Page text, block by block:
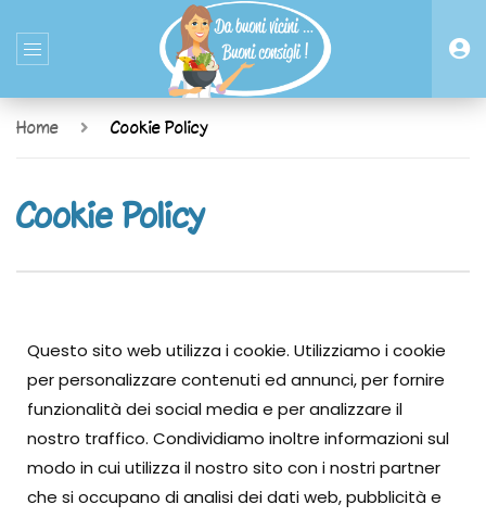
Home Cookie Policy
Cookie Policy
Questo sito web utilizza i cookie. Utilizziamo i cookie
per personalizzare contenuti ed annunci, per fornire
funzionalità dei social media e per analizzare il
nostro traffico. Condividiamo inoltre informazioni sul
modo in cui utilizza il nostro sito con i nostri partner
che si occupano di analisi dei dati web, pubblicità e